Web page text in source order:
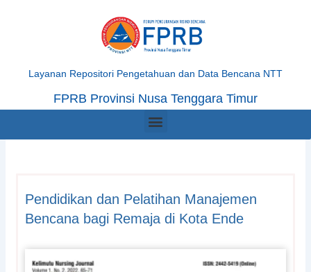
Layanan Repositori Pengetahuan dan Data Bencana NTT
FPRB Provinsi Nusa Tenggara Timur
Menu
Pendidikan dan Pelatihan Manajemen
Bencana bagi Remaja di Kota Ende